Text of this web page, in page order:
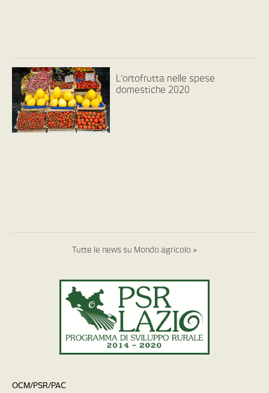
L’ortofrutta nelle spese
domestiche 2020
Tutte le news su Mondo agricolo »
OCM/PSR/PAC